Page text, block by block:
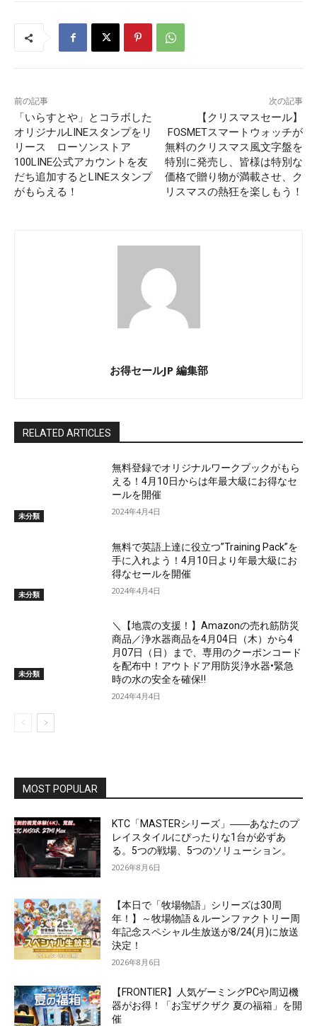
前の記事
「いらすとや」とコラボした
オリジナルLINEスタンプをリ
リース ローソンストア
100LINE公式アカウントを友
だち追加するとLINEスタンプ
がもらえる！
次の記事
【クリスマスセール】
FOSMETスマートウォッチが
無料のクリスマス風文字盤を
特別に発売し、皆様は特別な
価格で贈り物が満載させ、ク
リスマスの熱狂を楽しもう！
お得セールJP 編集部
RELATED ARTICLES
未分類
無料登録でオリジナルワークブックがもら
える！4月10日からは年最大級にお得なセ
ールを開催
2024年4月4日
未分類
無料で英語上達に役立つ”Training Pack”を
手に入れよう！4月10日より年最大級にお
得なセールを開催
2024年4月4日
未分類
＼【地震の支援！】Amazonの売れ筋防災
商品／浄水器商品を4月04日（木）から4
月07日（日）まで、専用のクーポンコード
を配布中！アウトドア用防災浄水器•緊急
時の水の安全を確保‼
2024年4月4日
MOST POPULAR
KTC「MASTERシリーズ」――あなたのプ
レイスタイルにぴったりな1台が必ずあ
る。5つの戦場、5つのソリューション。
2026年8月6日
【本日で「牧場物語」シリーズは30周
年！】～牧場物語＆ルーンファクトリー周
年記念スペシャル生放送が8/24(月)に放送
決定！
2026年8月6日
【FRONTIER】人気ゲーミングPCや周辺機
器がお得！「お宝ザクザク 夏の福箱」を開
催